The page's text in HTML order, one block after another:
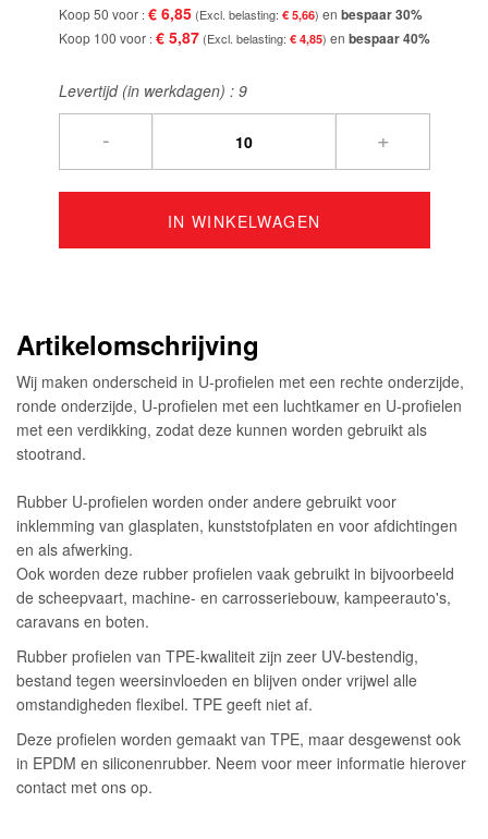
Koop 50 voor € 6,85 € 5,66 en bespaar30%
Koop 100 voor € 5,87 € 4,85 en bespaar40%
Levertijd (in werkdagen) : 9
- +
IN WINKELWAGEN
Artikelomschrijving
Wij maken onderscheid in U-profielen met een rechte onderzijde,
ronde onderzijde, U-profielen met een luchtkamer en U-profielen
met een verdikking, zodat deze kunnen worden gebruikt als
stootrand.
Rubber U-profielen worden onder andere gebruikt voor
inklemming van glasplaten, kunststofplaten en voor afdichtingen
en als afwerking.
Ook worden deze rubber profielen vaak gebruikt in bijvoorbeeld
de scheepvaart, machine- en carrosseriebouw, kampeerauto's,
caravans en boten.
Rubber profielen van TPE-kwaliteit zijn zeer UV-bestendig,
bestand tegen weersinvloeden en blijven onder vrijwel alle
omstandigheden flexibel. TPE geeft niet af.
Deze profielen worden gemaakt van TPE, maar desgewenst ook
in EPDM en siliconenrubber. Neem voor meer informatie hierover
contact met ons op.